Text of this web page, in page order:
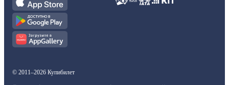
© 2011–2026 Купибилет